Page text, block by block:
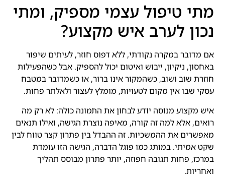
מתי טיפול עצמי מספיק, ומתי
נכון לערב איש מקצוע?
אם מדובר במקרה נקודתי, ללא דפוס חוזר, לעיתים שיפור
באחסון, ניקיון, ייבוש ואיטום יכול להספיק. אבל כשהפעילות
חוזרת שוב ושוב, כשהמקור אינו ברור, או כשמדובר במטבח
עסקי שבו אין מקום לטעויות, מומלץ לעצור ולאלתר פחות.
איש מקצוע מנוסה יודע לבחון את התמונה כולה: לא רק מה
רואים, אלא למה זה קורה, מאיפה נוצרת הגישה, ואילו תנאים
מאפשרים את ההמשכיות. זה ההבדל בין פתרון קצר טווח לבין
שקט אמיתי. במותג כמו פוגל הדברה, הגישה הזו עומדת
במרכז, פחות תגובה חפוזה, יותר פתרון מבוסס תהליך
ואחריות.